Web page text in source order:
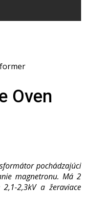
Oven
pochádzajúci
magnetronu. Má 2
2,3kV a žeraviace